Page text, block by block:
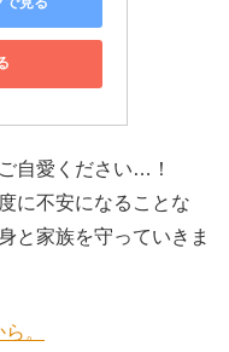
自愛ください…！
に不安になることな
と家族を守っていきま
。